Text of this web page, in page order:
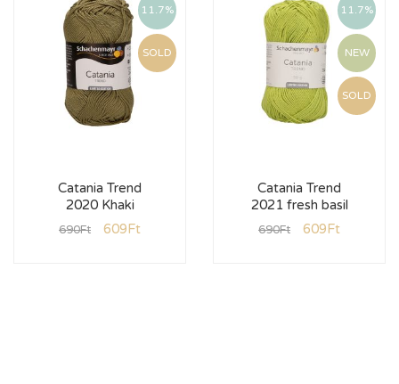
11.7%
SOLD
Catania Trend
2020 Khaki
690Ft 609Ft
11.7%
NEW
SOLD
Catania Trend
2021 fresh basil
690Ft 609Ft